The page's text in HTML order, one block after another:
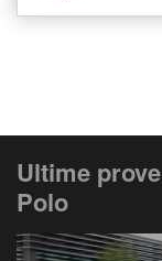
Ultime
Polo